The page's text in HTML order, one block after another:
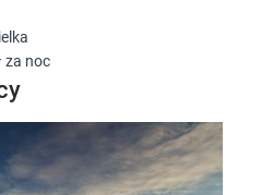
za noc